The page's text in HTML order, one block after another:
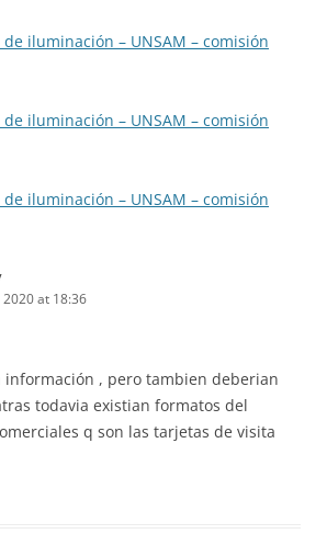
de iluminación – UNSAM – comisión
de iluminación – UNSAM – comisión
de iluminación – UNSAM – comisión
2020 at 18:36
información , pero tambien deberian
todavia existian formatos del
q son las tarjetas de visita